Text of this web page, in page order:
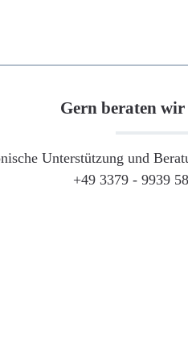
Gern beraten
Unterstützung und
+49 3379 - 9939